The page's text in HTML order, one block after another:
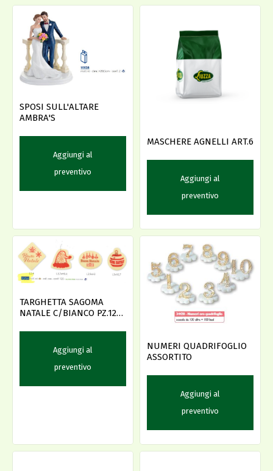
SPOSI SULL'ALTARE
AMBRA'S
Aggiungi al
preventivo
MASCHERE AGNELLI ART.6
Aggiungi al
preventivo
TARGHETTA SAGOMA
NATALE C/BIANCO PZ.120
Aggiungi al
preventivo
NUMERI QUADRIFOGLIO
ASSORTITO
Aggiungi al
preventivo